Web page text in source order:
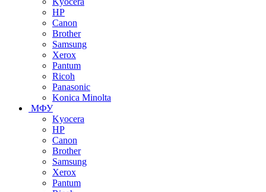
HP
Canon
Brother
Samsung
Xerox
Pantum
Ricoh
Panasonic
Konica Minolta
МФУ
Kyocera
HP
Canon
Brother
Samsung
Xerox
Pantum